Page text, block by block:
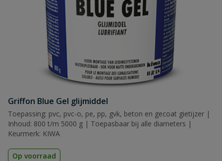
Griffon Blue Gel glijmiddel
Toepassing: pvc, pvc-o, pe, pp, gvk, beton en gecoat gietijzer |
Inhoud: 800 t/m 5000 g | Toepasbaar bij alle diameters |
Keurmerk: KIWA
Op voorraad